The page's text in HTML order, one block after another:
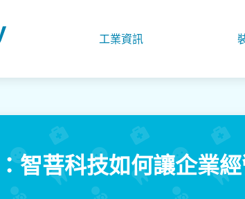
工業資訊
智菩科技如何讓企業